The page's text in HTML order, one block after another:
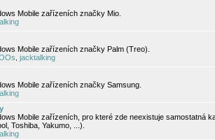
Mobile zařízeních značky Mio.
Mobile zařízeních značky Palm (Treo).
jacktalking
Mobile zařízeních značky Samsung.
Mobile zařízeních, pro které zde neexistuje samostatná
Toshiba, Yakumo, ...).